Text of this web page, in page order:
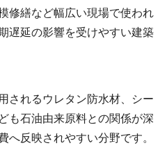
修繕など幅広い現場で使われ
遅延の影響を受けやすい建築
されるウレタン防水材、シー
も石油由来原料との関係が深
へ反映されやすい分野です。